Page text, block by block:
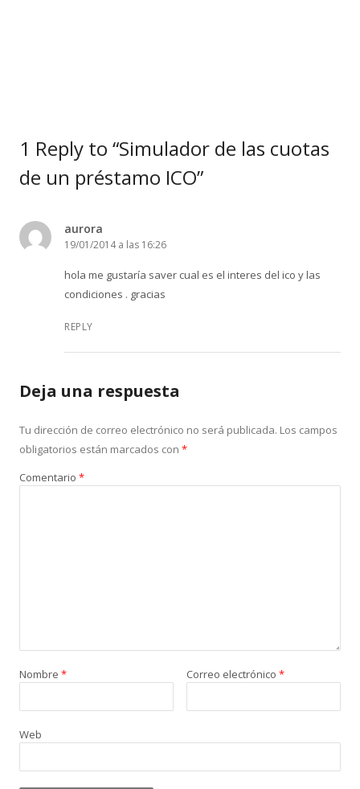
1 Reply to “Simulador de las cuotas
de un préstamo ICO”
aurora
19/01/2014 a las 16:26
hola me gustaría saver cual es el interes del ico y las
condiciones . gracias
REPLY
Deja una respuesta
Tu dirección de correo electrónico no será publicada. Los campos
obligatorios están marcados con *
Comentario *
Nombre * Correo electrónico *
Web